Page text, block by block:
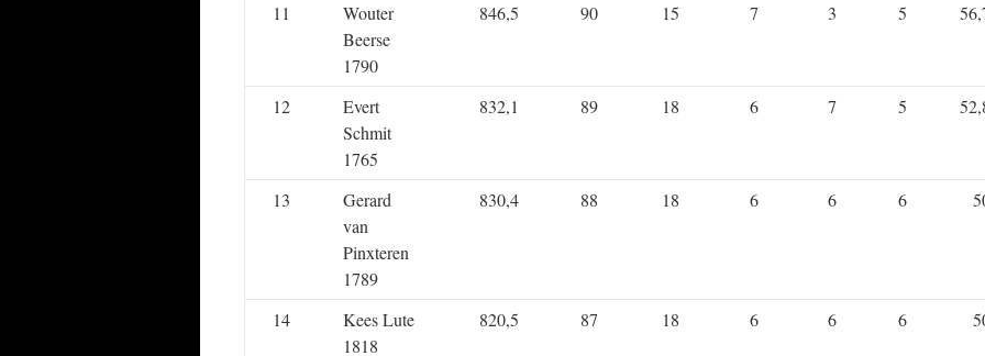
11
Wouter
Beerse
1790
846,5 90 15 7 3 5
12
Evert
Schmit
1765
832,1 89 18 6 7 5
13
Gerard
van
Pinxteren
1789
830,4 88 18 6 6 6
14
Kees Lute
1818
820,5 87 18 6 6 6